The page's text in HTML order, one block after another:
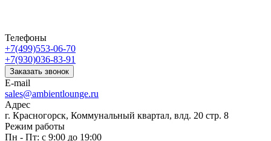
Телефоны
+7(499)553-06-70
+7(930)036-83-91
Заказать звонок
E-mail
sales@ambientlounge.ru
Адрес
г. Красногорск, Коммунальный квартал, влд. 20 стр. 8
Режим работы
Пн - Пт: с 9:00 до 19:00